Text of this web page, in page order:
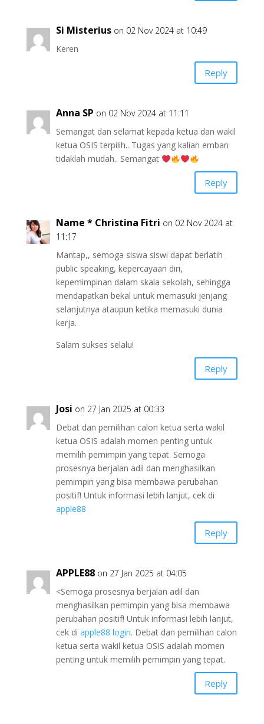
Si Misterius on 02 Nov 2024 at 10:49
Keren
Reply
Anna SP on 02 Nov 2024 at 11:11
Semangat dan selamat kepada ketua dan wakil
ketua OSIS terpilih.. Tugas yang kalian emban
tidaklah mudah.. Semangat
Reply
Name * Christina Fitri on 02 Nov 2024 at
11:17
Mantap,, semoga siswa siswi dapat berlatih
public speaking, kepercayaan diri,
kepemimpinan dalam skala sekolah, sehingga
mendapatkan bekal untuk memasuki jenjang
selanjutnya ataupun ketika memasuki dunia
kerja.
Salam sukses selalu!
Reply
Josi on 27 Jan 2025 at 00:33
Debat dan pemilihan calon ketua serta wakil
ketua OSIS adalah momen penting untuk
memilih pemimpin yang tepat. Semoga
prosesnya berjalan adil dan menghasilkan
pemimpin yang bisa membawa perubahan
positif! Untuk informasi lebih lanjut, cek di
apple88
Reply
APPLE88 on 27 Jan 2025 at 04:05
<Semoga prosesnya berjalan adil dan
menghasilkan pemimpin yang bisa membawa
perubahan positif! Untuk informasi lebih lanjut,
cek di apple88 login. Debat dan pemilihan calon
ketua serta wakil ketua OSIS adalah momen
penting untuk memilih pemimpin yang tepat.
Reply